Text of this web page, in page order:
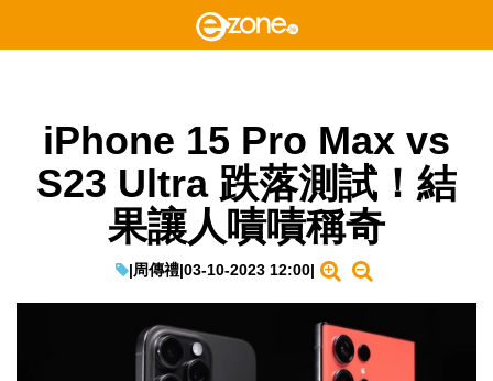
iPhone 15 Pro Max vs
S23 Ultra 跌落測試！結
果讓人嘖嘖稱奇
|周傳禮|03-10-2023 12:00|